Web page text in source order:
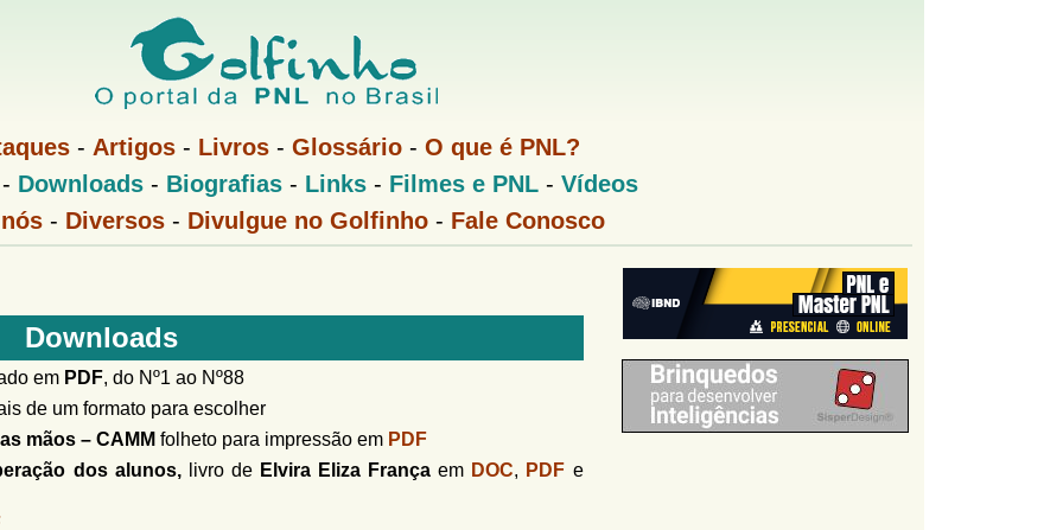
Pular
para
o
principal
- Artigos - Livros - Glossário - O que é PNL?
Downloads- Biografias- Links- Filmes e PNL- Vídeos
- Diversos- Divulgue no Golfinho- Fale Conosco
Downloads
em PDF, do Nº1 ao Nº88
de um formato para escolher
mãos – CAMM folheto para impressão em PDF
dos alunos,
livro de Elvira Eliza Françaem DOC, PDF e